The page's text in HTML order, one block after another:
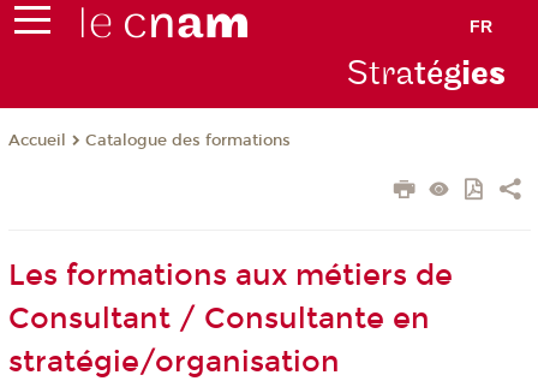
FR
Stratégies
Accueil Catalogue des formations
Les formations aux métiers de
Consultant / Consultante en
stratégie/organisation